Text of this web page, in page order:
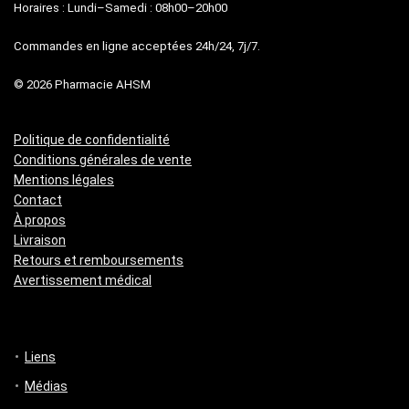
Horaires : Lundi–Samedi : 08h00–20h00
Commandes en ligne acceptées 24h/24, 7j/7.
© 2026 Pharmacie AHSM
Politique de confidentialité
Conditions générales de vente
Mentions légales
Contact
À propos
Livraison
Retours et remboursements
Avertissement médical
Liens
Médias